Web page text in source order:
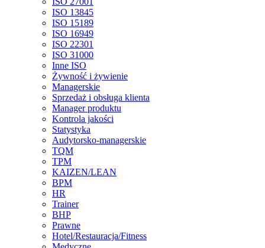
ISO 13845
ISO 15189
ISO 16949
ISO 22301
ISO 31000
Inne ISO
Żywność i żywienie
Managerskie
Sprzedaż i obsługa klienta
Manager produktu
Kontrola jakości
Statystyka
Audytorsko-managerskie
TQM
TPM
KAIZEN/LEAN
BPM
HR
Trainer
BHP
Prawne
Hotel/Restauracja/Fitness